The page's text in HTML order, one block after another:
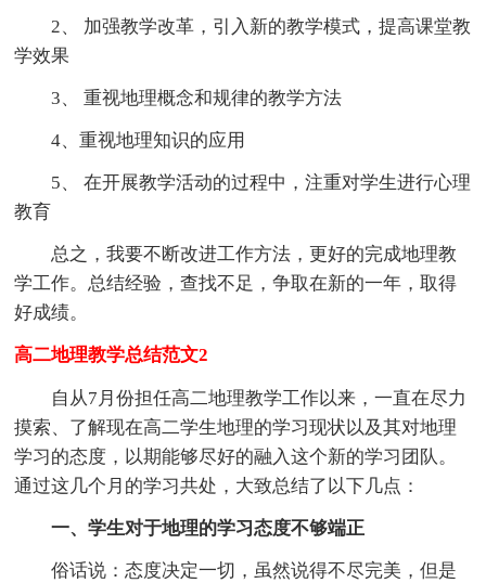
2、 加强教学改革，引入新的教学模式，提高课堂教
学效果
3、 重视地理概念和规律的教学方法
4、重视地理知识的应用
5、 在开展教学活动的过程中，注重对学生进行心理
教育
总之，我要不断改进工作方法，更好的完成地理教
学工作。总结经验，查找不足，争取在新的一年，取得
好成绩。
高二地理教学总结范文2
自从7月份担任高二地理教学工作以来，一直在尽力
摸索、了解现在高二学生地理的学习现状以及其对地理
学习的态度，以期能够尽好的融入这个新的学习团队。
通过这几个月的学习共处，大致总结了以下几点：
一、学生对于地理的学习态度不够端正
俗话说：态度决定一切，虽然说得不尽完美，但是